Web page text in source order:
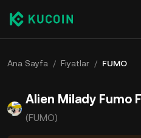
Ana Sayfa / Fiyatlar / FUMO
Alien Milady Fumo
(FUMO)